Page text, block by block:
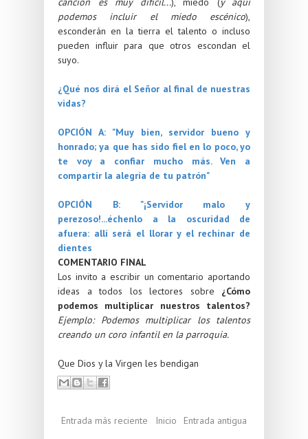
podemos incluir el miedo escénico),
esconderán en la tierra el talento o incluso
pueden influir para que otros escondan el
suyo.
¿Qué nos dirá el Señor al final de nuestras
vidas?
OPCIÓN A: "Muy bien, servidor bueno y
honrado; ya que has sido fiel en lo poco, yo
te voy a confiar mucho más. Ven a
compartir la alegría de tu patrón"
OPCIÓN B: "¡Servidor malo y
perezoso!...échenlo a la oscuridad de
afuera: allí será el llorar y el rechinar de
dientes
COMENTARIO FINAL
Los invito a escribir un comentario aportando
ideas a todos los lectores sobre ¿Cómo
podemos multiplicar nuestros talentos?
Ejemplo: Podemos multiplicar los talentos
creando un coro infantil en la parroquia.
Que Dios y la Virgen les bendigan
Entrada más reciente Entrada antigua
Inicio